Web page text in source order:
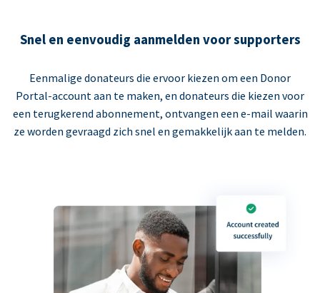
Snel en eenvoudig aanmelden voor supporters
Eenmalige donateurs die ervoor kiezen om een Donor
Portal-account aan te maken, en donateurs die kiezen voor
een terugkerend abonnement, ontvangen een e-mail waarin
ze worden gevraagd zich snel en gemakkelijk aan te melden.